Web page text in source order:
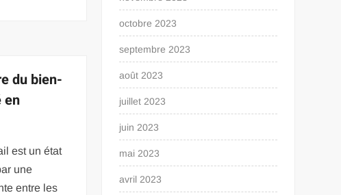
du bien-
en
est un état
une
entre les
octobre 2023
septembre 2023
août 2023
juillet 2023
juin 2023
mai 2023
avril 2023